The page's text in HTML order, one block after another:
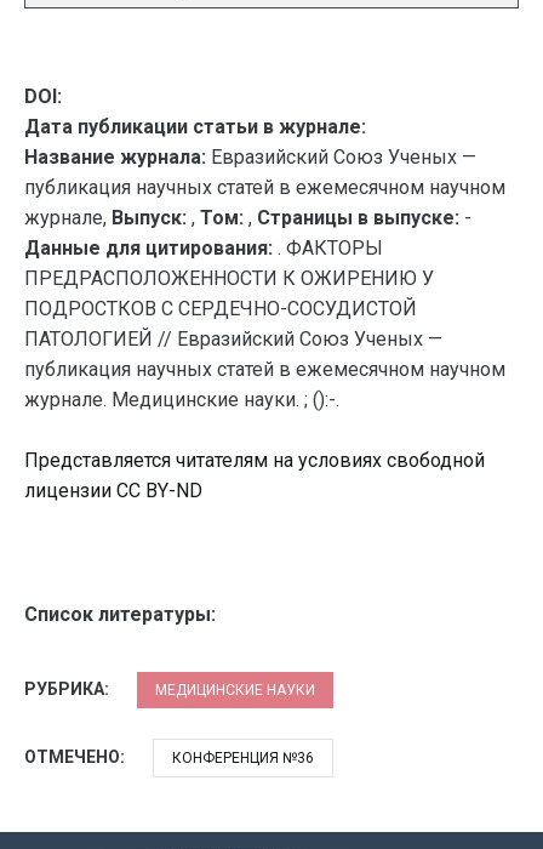
DOI:
Дата публикации статьи в журнале:
Название журнала: Евразийский Союз Ученых —
публикация научных статей в ежемесячном научном
журнале, Выпуск: , Том: , Страницы в выпуске: -
Данные для цитирования: . ФАКТОРЫ
ПРЕДРАСПОЛОЖЕННОСТИ К ОЖИРЕНИЮ У
ПОДРОСТКОВ С СЕРДЕЧНО-СОСУДИСТОЙ
ПАТОЛОГИЕЙ // Евразийский Союз Ученых —
публикация научных статей в ежемесячном научном
журнале. Медицинские науки. ; ():-.
Представляется читателям на условиях свободной
лицензии CC BY-ND
Список литературы:
РУБРИКА: МЕДИЦИНСКИЕ НАУКИ
ОТМЕЧЕНО: КОНФЕРЕНЦИЯ №36